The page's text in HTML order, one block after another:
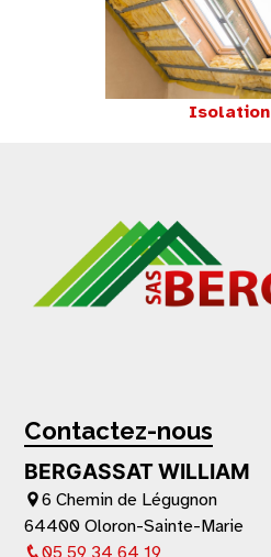
Isolation
Contactez-nous
BERGASSAT WILLIAM
6 Chemin de Légugnon
64400 Oloron-Sainte-Marie
05 59 34 64 19